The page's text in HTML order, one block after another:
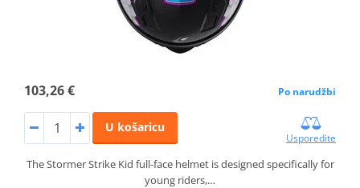
103,26 € Po narudžbi
U košaricu
Usporedite
The Stormer Strike Kid full-face helmet is designed specifically for
young riders,…